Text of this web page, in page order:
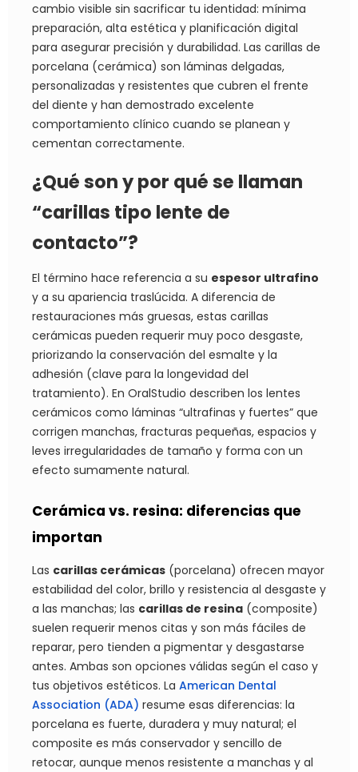
cambio visible sin sacrificar tu identidad: mínima
preparación, alta estética y planificación digital
para asegurar precisión y durabilidad. Las carillas de
porcelana (cerámica) son láminas delgadas,
personalizadas y resistentes que cubren el frente
del diente y han demostrado excelente
comportamiento clínico cuando se planean y
cementan correctamente.
¿Qué son y por qué se llaman
“carillas tipo lente de
contacto”?
El término hace referencia a su espesor ultrafino
y a su apariencia traslúcida. A diferencia de
restauraciones más gruesas, estas carillas
cerámicas pueden requerir muy poco desgaste,
priorizando la conservación del esmalte y la
adhesión (clave para la longevidad del
tratamiento). En OralStudio describen los lentes
cerámicos como láminas “ultrafinas y fuertes” que
corrigen manchas, fracturas pequeñas, espacios y
leves irregularidades de tamaño y forma con un
efecto sumamente natural.
Cerámica vs. resina: diferencias que
importan
Las carillas cerámicas (porcelana) ofrecen mayor
estabilidad del color, brillo y resistencia al desgaste y
a las manchas; las carillas de resina (composite)
suelen requerir menos citas y son más fáciles de
reparar, pero tienden a pigmentar y desgastarse
antes. Ambas son opciones válidas según el caso y
tus objetivos estéticos. La American Dental
Association (ADA) resume esas diferencias: la
porcelana es fuerte, duradera y muy natural; el
composite es más conservador y sencillo de
retocar, aunque menos resistente a manchas y al